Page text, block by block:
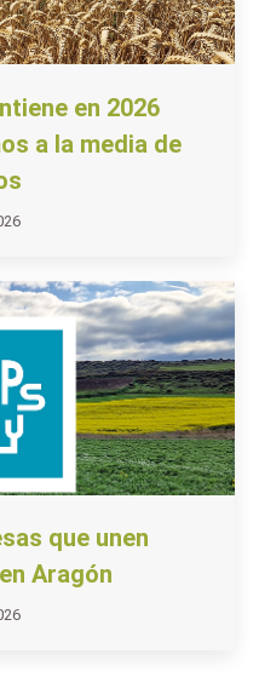
en 2026
a la media de
que unen
Aragón